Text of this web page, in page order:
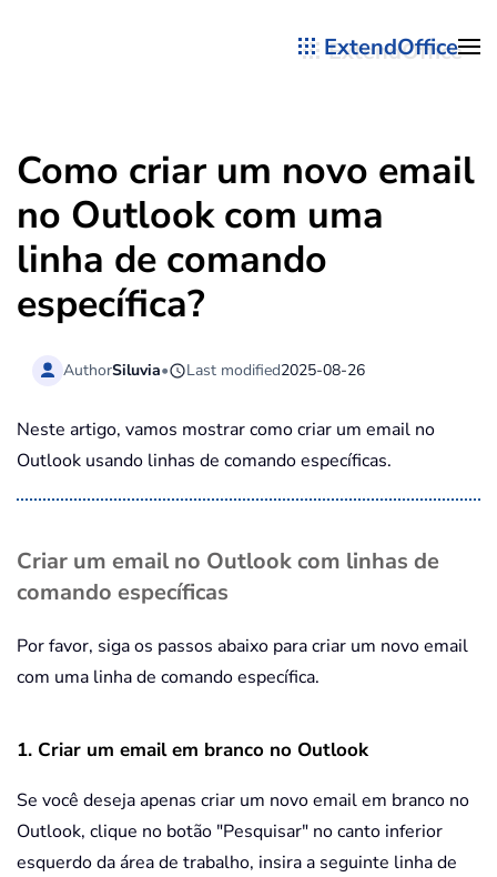
ExtendOffice
Como criar um novo email
no Outlook com uma
linha de comando
específica?
AuthorSiluvia• Last modified2025-08-26
Neste artigo, vamos mostrar como criar um email no
Outlook usando linhas de comando específicas.
Criar um email no Outlook com linhas de
comando específicas
Por favor, siga os passos abaixo para criar um novo email
com uma linha de comando específica.
1. Criar um email em branco no Outlook
Se você deseja apenas criar um novo email em branco no
Outlook, clique no botão "Pesquisar" no canto inferior
esquerdo da área de trabalho, insira a seguinte linha de